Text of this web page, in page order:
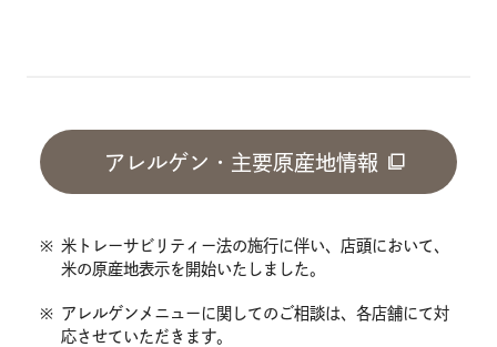
アレルゲン・主要原産地情報
※ 米トレーサビリティー法の施行に伴い、店頭において、
米の原産地表示を開始いたしました。
※ アレルゲンメニューに関してのご相談は、各店舗にて対
応させていただきます。